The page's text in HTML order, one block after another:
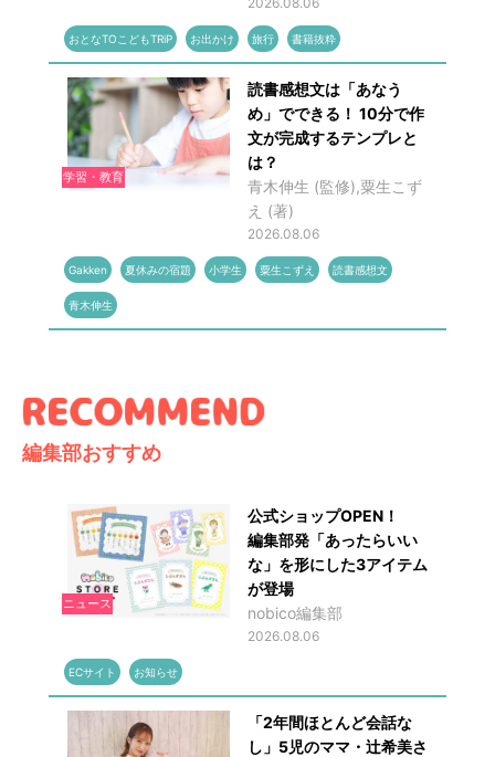
おとなTOこどもTRiP お出かけ 旅行 書籍抜粋
学習・教育
読書感想文は「あなう
め」でできる！ 10分で作
文が完成するテンプレと
は？
青木伸生 (監修),粟生こず
え (著)
2026.08.06
Gakken 夏休みの宿題 小学生 粟生こずえ 読書感想文
青木伸生
編集部おすすめ
ニュース
公式ショップOPEN！
編集部発「あったらいい
な」を形にした3アイテム
が登場
nobico編集部
2026.08.06
ECサイト お知らせ
「2年間ほとんど会話な
し」5児のママ・辻希美さ